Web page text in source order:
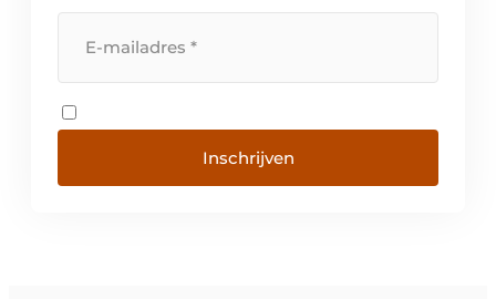
Inschrijven